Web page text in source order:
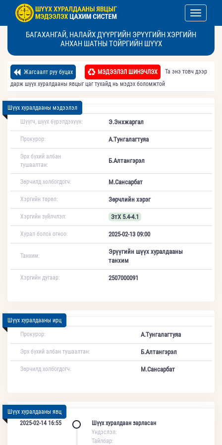
Toggle
БАГАХАНГАЙ, НАЛАЙХ ДҮҮРГИЙН ЭРҮҮГИЙН ХЭРГИЙН
АНХАН ШАТНЫ ТОЙРГИЙН ШҮҮХ
Жагсаалт руу буцах МЭДЭЭЛЭЛ ШИНЭЧЛЭХ
Та энэ товч дээр
дарж шүүх хуралдааны явцыг цаг тухайд нь мэдэх боломжтой
Шүүх хуралдааны мэдээлэл
Шүүгч, шүүх бүрэлдэхүүн:
Э.Энхжаргал
Прокурор: А.Тунгалагтуяа
Эрх бүхий албан
тушаалтан:
Б.Алтангэрэл
Зөрчилд холбогдогч: М.Сансарбат
Хэргийн төрөл: Зөрчлийн хэрэг
Хэргийн зүйлчлэл: ЗтХ 5.4-4.1
Хурал болох огноо: 2025-02-13 09:00
Танхим:
Эрүүгийн шүүх хуралдааны
танхим
Хэргийн дугаар: 2507000091
Шүүх хуралдааны ирц
Прокурор:
А.Тунгалагтуяа
Эрх бүхий албан тушаалтан: Б.Алтангэрэл
Зөрчилд холбогдогч: М.Сансарбат
Шүүх хуралдааны явц
2025-02-14 16:55
Шүүх хуралдаан зарласан
Үндэслэл:
Тайлбар: